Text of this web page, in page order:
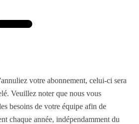
votre abonnement, celui-ci sera
Veuillez noter que nous vous
besoins de votre équipe afin de
chaque année, indépendamment du